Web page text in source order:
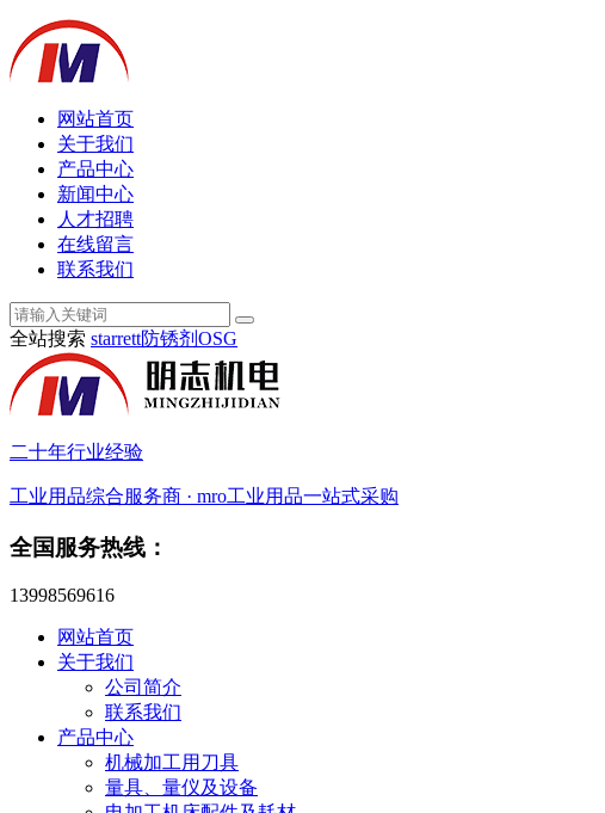
网站首页
关于我们
产品中心
新闻中心
人才招聘
在线留言
联系我们
全站搜索 starrett防锈剂 OSG
二十年行业经验
工业用品综合服务商 · mro工业用品一站式采购
全国服务热线：
13998569616
网站首页
关于我们
公司简介
联系我们
产品中心
机械加工用刀具
量具、量仪及设备